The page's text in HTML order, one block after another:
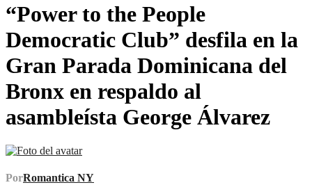
“Power to the People
Democratic Club” desfila en la
Gran Parada Dominicana del
Bronx en respaldo al
asambleísta George Álvarez
PorRomantica NY